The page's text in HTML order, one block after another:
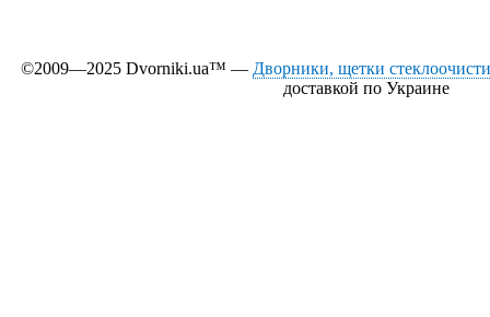
©2009—2025 Dvorniki.ua™ — Дворники, щетки
доставкой по Украине